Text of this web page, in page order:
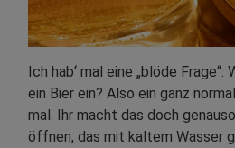
Ich hab‘ mal eine „blöde Frage“:
ein Bier ein? Also ein ganz
mal. Ihr macht das doch
öffnen, das mit kaltem Wasser